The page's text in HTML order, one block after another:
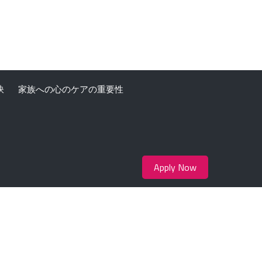
家族への心のケアの重要性
Apply Now